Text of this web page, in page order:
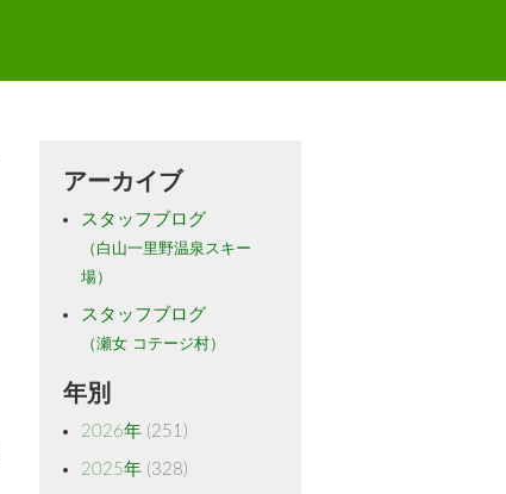
アーカイブ
スタッフブログ
（白山一里野温泉スキー
場）
スタッフブログ
（瀬女 コテージ村）
年別
2026年 (251)
2025年 (328)